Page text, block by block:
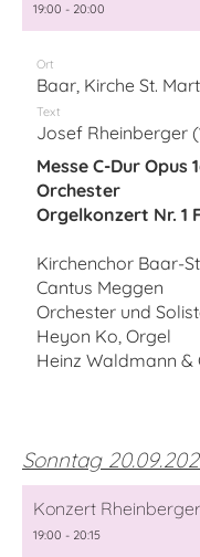
19:00 - 20:00
Ort
Baar, Kirche St.
Text
Josef Rheinberger
Messe C-Dur Opus
Orchester
Orgelkonzert Nr. 1
Kirchenchor Baar-
Cantus Meggen
Orchester und
Heyon Ko, Orgel
Heinz Waldmann &
Sonntag
19:00 - 20:15